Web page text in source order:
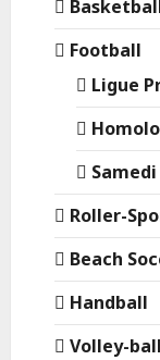
Basketball
Football
Ligue
Roller-
Beach
Handball
Volley-ball